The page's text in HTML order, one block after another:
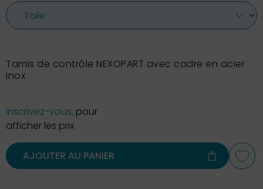
Tamis de contrôle NEXOPART avec cadre en acier
inox
Inscrivez-vous, pour
afficher les prix
AJOUTER AU PANIER